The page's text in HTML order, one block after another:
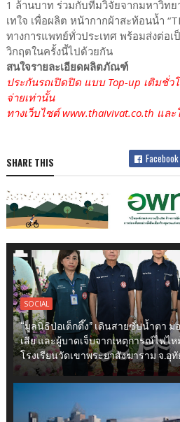
1 ล้านบาท ร่วมกับทีมวิจัยจากมหาวิท
เทใจ เพื่อผลิต หน้ากากผ้าสะท้อนน้ำ
ทางการแพทย์ทั่วประเทศ พร้อมส่งต่อเ
วิกฤตในครั้งนี้ไปด้วยกัน
สนใจรายละเอียดผลิตภัณฑ์
ประกันรถเปิดปิด แบบ Top-up เติมชั่ว
จ่ายเท่านั้น
ทางเว็บไซต์ www.thaivivat.co.th และ
SHARE THIS Facebook
SOCIAL
“มูลนิธิป่อเต็กตึ๊ง” เดินสายซับน้ำตา ม
เสีย และผู้บาดเจ็บจากเหตุการณ์ไฟไ
โรงเรียนวัดเขาพระยาสังฆาราม จ.อุ